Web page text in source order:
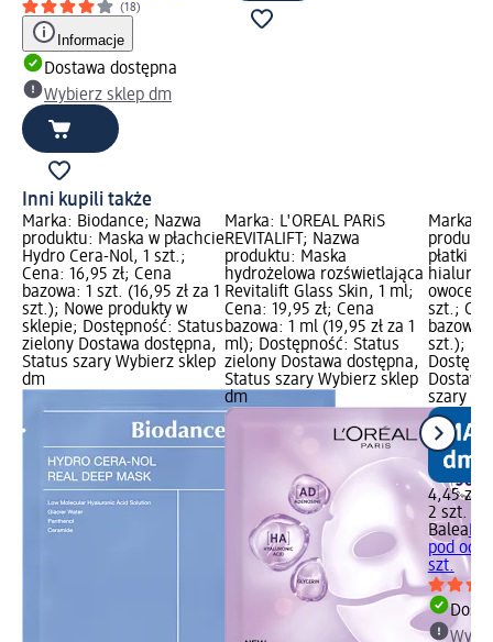
(18)
Informacje
Dostawa dostępna
Wybierz sklep dm
Inni kupili także
Marka: Biodance; Nazwa
produktu: Maska w płachcie
Hydro Cera-Nol, 1 szt.;
Cena: 16,95 zł; Cena
bazowa: 1 szt. (16,95 zł za 1
szt.); Nowe produkty w
sklepie; Dostępność: Status
zielony Dostawa dostępna,
Status szary Wybierz sklep
dm
Marka: L'ORÉAL PARiS
REVITALIFT; Nazwa
produktu: Maska
hydrożelowa rozświetlająca
Revitalift Glass Skin, 1 ml;
Cena: 19,95 zł; Cena
bazowa: 1 ml (19,95 zł za 1
ml); Dostępność: Status
zielony Dostawa dostępna,
Status szary Wybierz sklep
dm
Marka:
płatki
owocem
szt.;
bazowa:
szt.);
szary
4,45 zł
2 szt.
Balea
pod
szt.